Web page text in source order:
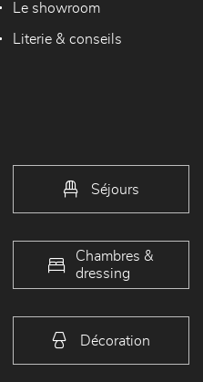
Le showroom
Literie & conseils
Séjours
Chambres &
dressing
Décoration